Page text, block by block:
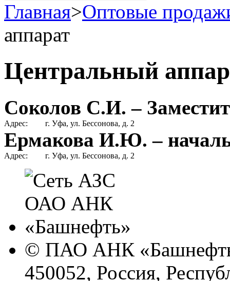
Главная>Оптовые
аппарат
Центральный
Соколов С.И. –
Адрес: г. Уфа, ул. Бессонова, д. 2
Ермакова И.Ю. –
Адрес: г. Уфа, ул. Бессонова, д. 2
© ПАО АНК
450052, Россия,